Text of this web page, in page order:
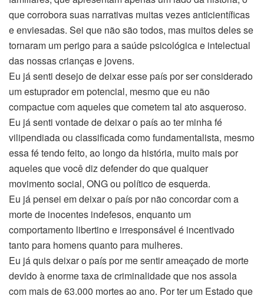
que corrobora suas narrativas muitas vezes anticientíficas
e enviesadas. Sei que não são todos, mas muitos deles se
tornaram um perigo para a saúde psicológica e intelectual
das nossas crianças e jovens.
Eu já senti desejo de deixar esse país por ser considerado
um estuprador em potencial, mesmo que eu não
compactue com aqueles que cometem tal ato asqueroso.
Eu já senti vontade de deixar o país ao ter minha fé
vilipendiada ou classificada como fundamentalista, mesmo
essa fé tendo feito, ao longo da história, muito mais por
aqueles que você diz defender do que qualquer
movimento social, ONG ou político de esquerda.
Eu já pensei em deixar o país por não concordar com a
morte de inocentes indefesos, enquanto um
comportamento libertino e irresponsável é incentivado
tanto para homens quanto para mulheres.
Eu já quis deixar o país por me sentir ameaçado de morte
devido à enorme taxa de criminalidade que nos assola
com mais de 63.000 mortes ao ano. Por ter um Estado que